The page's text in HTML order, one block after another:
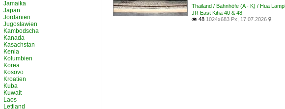
Thailand / Bahnhöfe (A - K) / Hua
JR East Kiha 40 & 48
 48 1024x683 Px, 17.07.2026 
Jamaika
Japan
Jordanien
Jugoslawien
Kambodscha
Kanada
Kasachstan
Kenia
Kolumbien
Korea
Kosovo
Kroatien
Kuba
Kuwait
Laos
Lettland